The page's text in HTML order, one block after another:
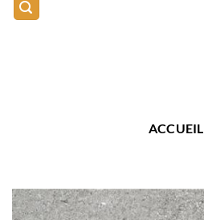
ACCUEIL